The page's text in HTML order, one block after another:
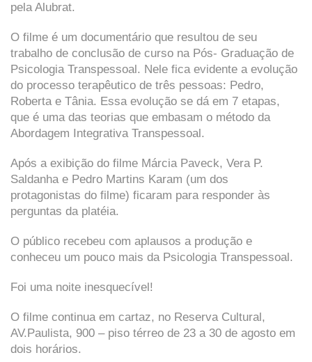
pela Alubrat.
O filme é um documentário que resultou de seu
trabalho de conclusão de curso na Pós- Graduação de
Psicologia Transpessoal. Nele fica evidente a evolução
do processo terapêutico de três pessoas: Pedro,
Roberta e Tânia. Essa evolução se dá em 7 etapas,
que é uma das teorias que embasam o método da
Abordagem Integrativa Transpessoal.
Após a exibição do filme Márcia Paveck, Vera P.
Saldanha e Pedro Martins Karam (um dos
protagonistas do filme) ficaram para responder às
perguntas da platéia.
O público recebeu com aplausos a produção e
conheceu um pouco mais da Psicologia Transpessoal.
Foi uma noite inesquecível!
O filme continua em cartaz, no Reserva Cultural,
AV.Paulista, 900 – piso térreo de 23 a 30 de agosto em
dois horários.